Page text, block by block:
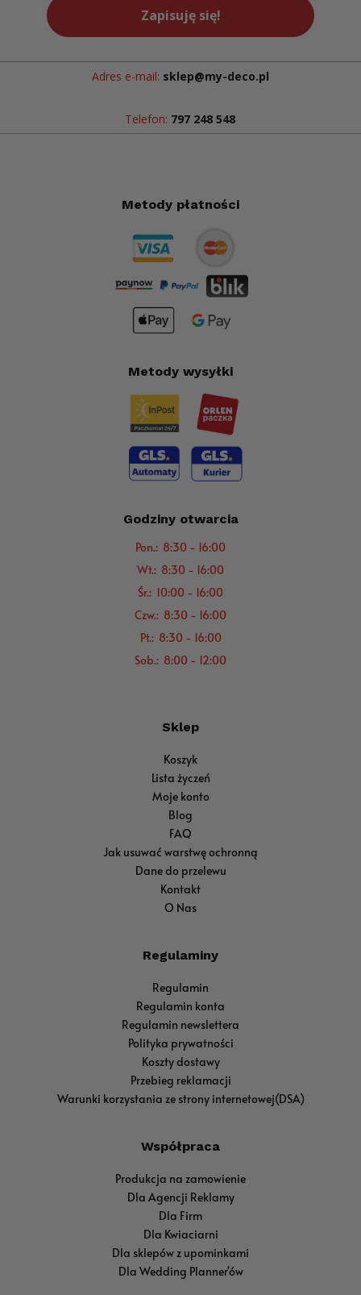
Zapisuję się!
Adres e-mail: sklep@my-deco.pl
Telefon: 797 248 548
Metody płatności
Metody wysyłki
Godziny otwarcia
Pon.: 8:30 - 16:00
Wt.: 8:30 - 16:00
Śr.: 10:00 - 16:00
Czw.: 8:30 - 16:00
Pt.: 8:30 - 16:00
Sob.: 8:00 - 12:00
Sklep
Koszyk
Lista życzeń
Moje konto
Blog
FAQ
Jak usuwać warstwę ochronną
Dane do przelewu
Kontakt
O Nas
Regulaminy
Regulamin
Regulamin konta
Regulamin newslettera
Polityka prywatności
Koszty dostawy
Przebieg reklamacji
Warunki korzystania ze strony internetowej(DSA)
Współpraca
Produkcja na zamowienie
Dla Agencji Reklamy
Dla Firm
Dla Kwiaciarni
Dla sklepów z upominkami
Dla Wedding Planner'ów